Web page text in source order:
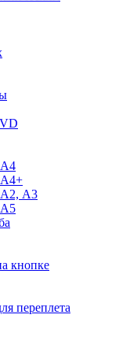
А3
кнопке
переплета